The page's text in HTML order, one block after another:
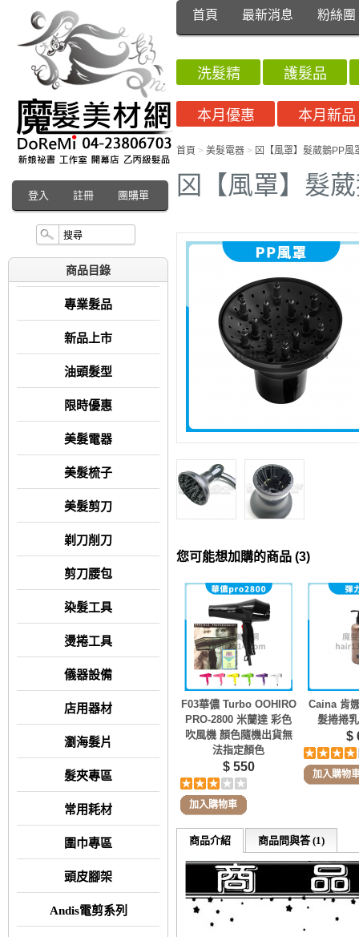
登入 註冊 團購單
首頁 最新消息 粉絲團
商品目錄
專業髮品
新品上市
油頭髮型
限時優惠
美髮電器
美髮梳子
美髮剪刀
剃刀削刀
剪刀腰包
染髮工具
燙捲工具
儀器設備
店用器材
瀏海髮片
髮夾專區
常用耗材
圍巾專區
頭皮腳架
Andis電剪系列
洗髮精
護髮品
本月優惠
本月新品
首頁 > 美髮電器 > 龱【風罩】髮葳鵝PP風
龱【風罩】髮
您可能想加購的商品 (3)
F03華儂 Turbo OOHIRO
PRO-2800 米蘭達 彩色
吹風機 顏色隨機出貨無
法指定顏色
$ 550
加入購物車
Caina 肯
髮捲捲
$
加入購物
商品介紹 商品問與答 (1)